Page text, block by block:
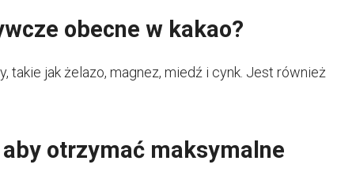
obecne w kakao?
takie jak żelazo, magnez, miedź i cynk. Jest również
otrzymać maksymalne